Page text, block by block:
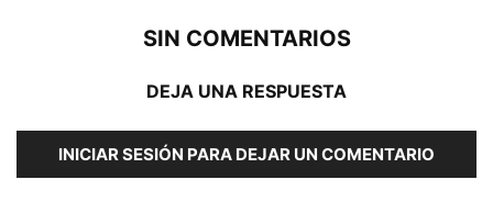
SIN COMENTARIOS
DEJA UNA RESPUESTA
INICIAR SESIÓN PARA DEJAR UN COMENTARIO